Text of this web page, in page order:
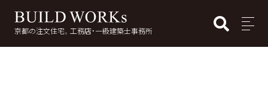
京都の注文住宅。工務店・一級建築士事務所 MENU